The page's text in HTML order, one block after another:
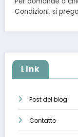
Condizioni, si
Link
Post del blog
Contatto